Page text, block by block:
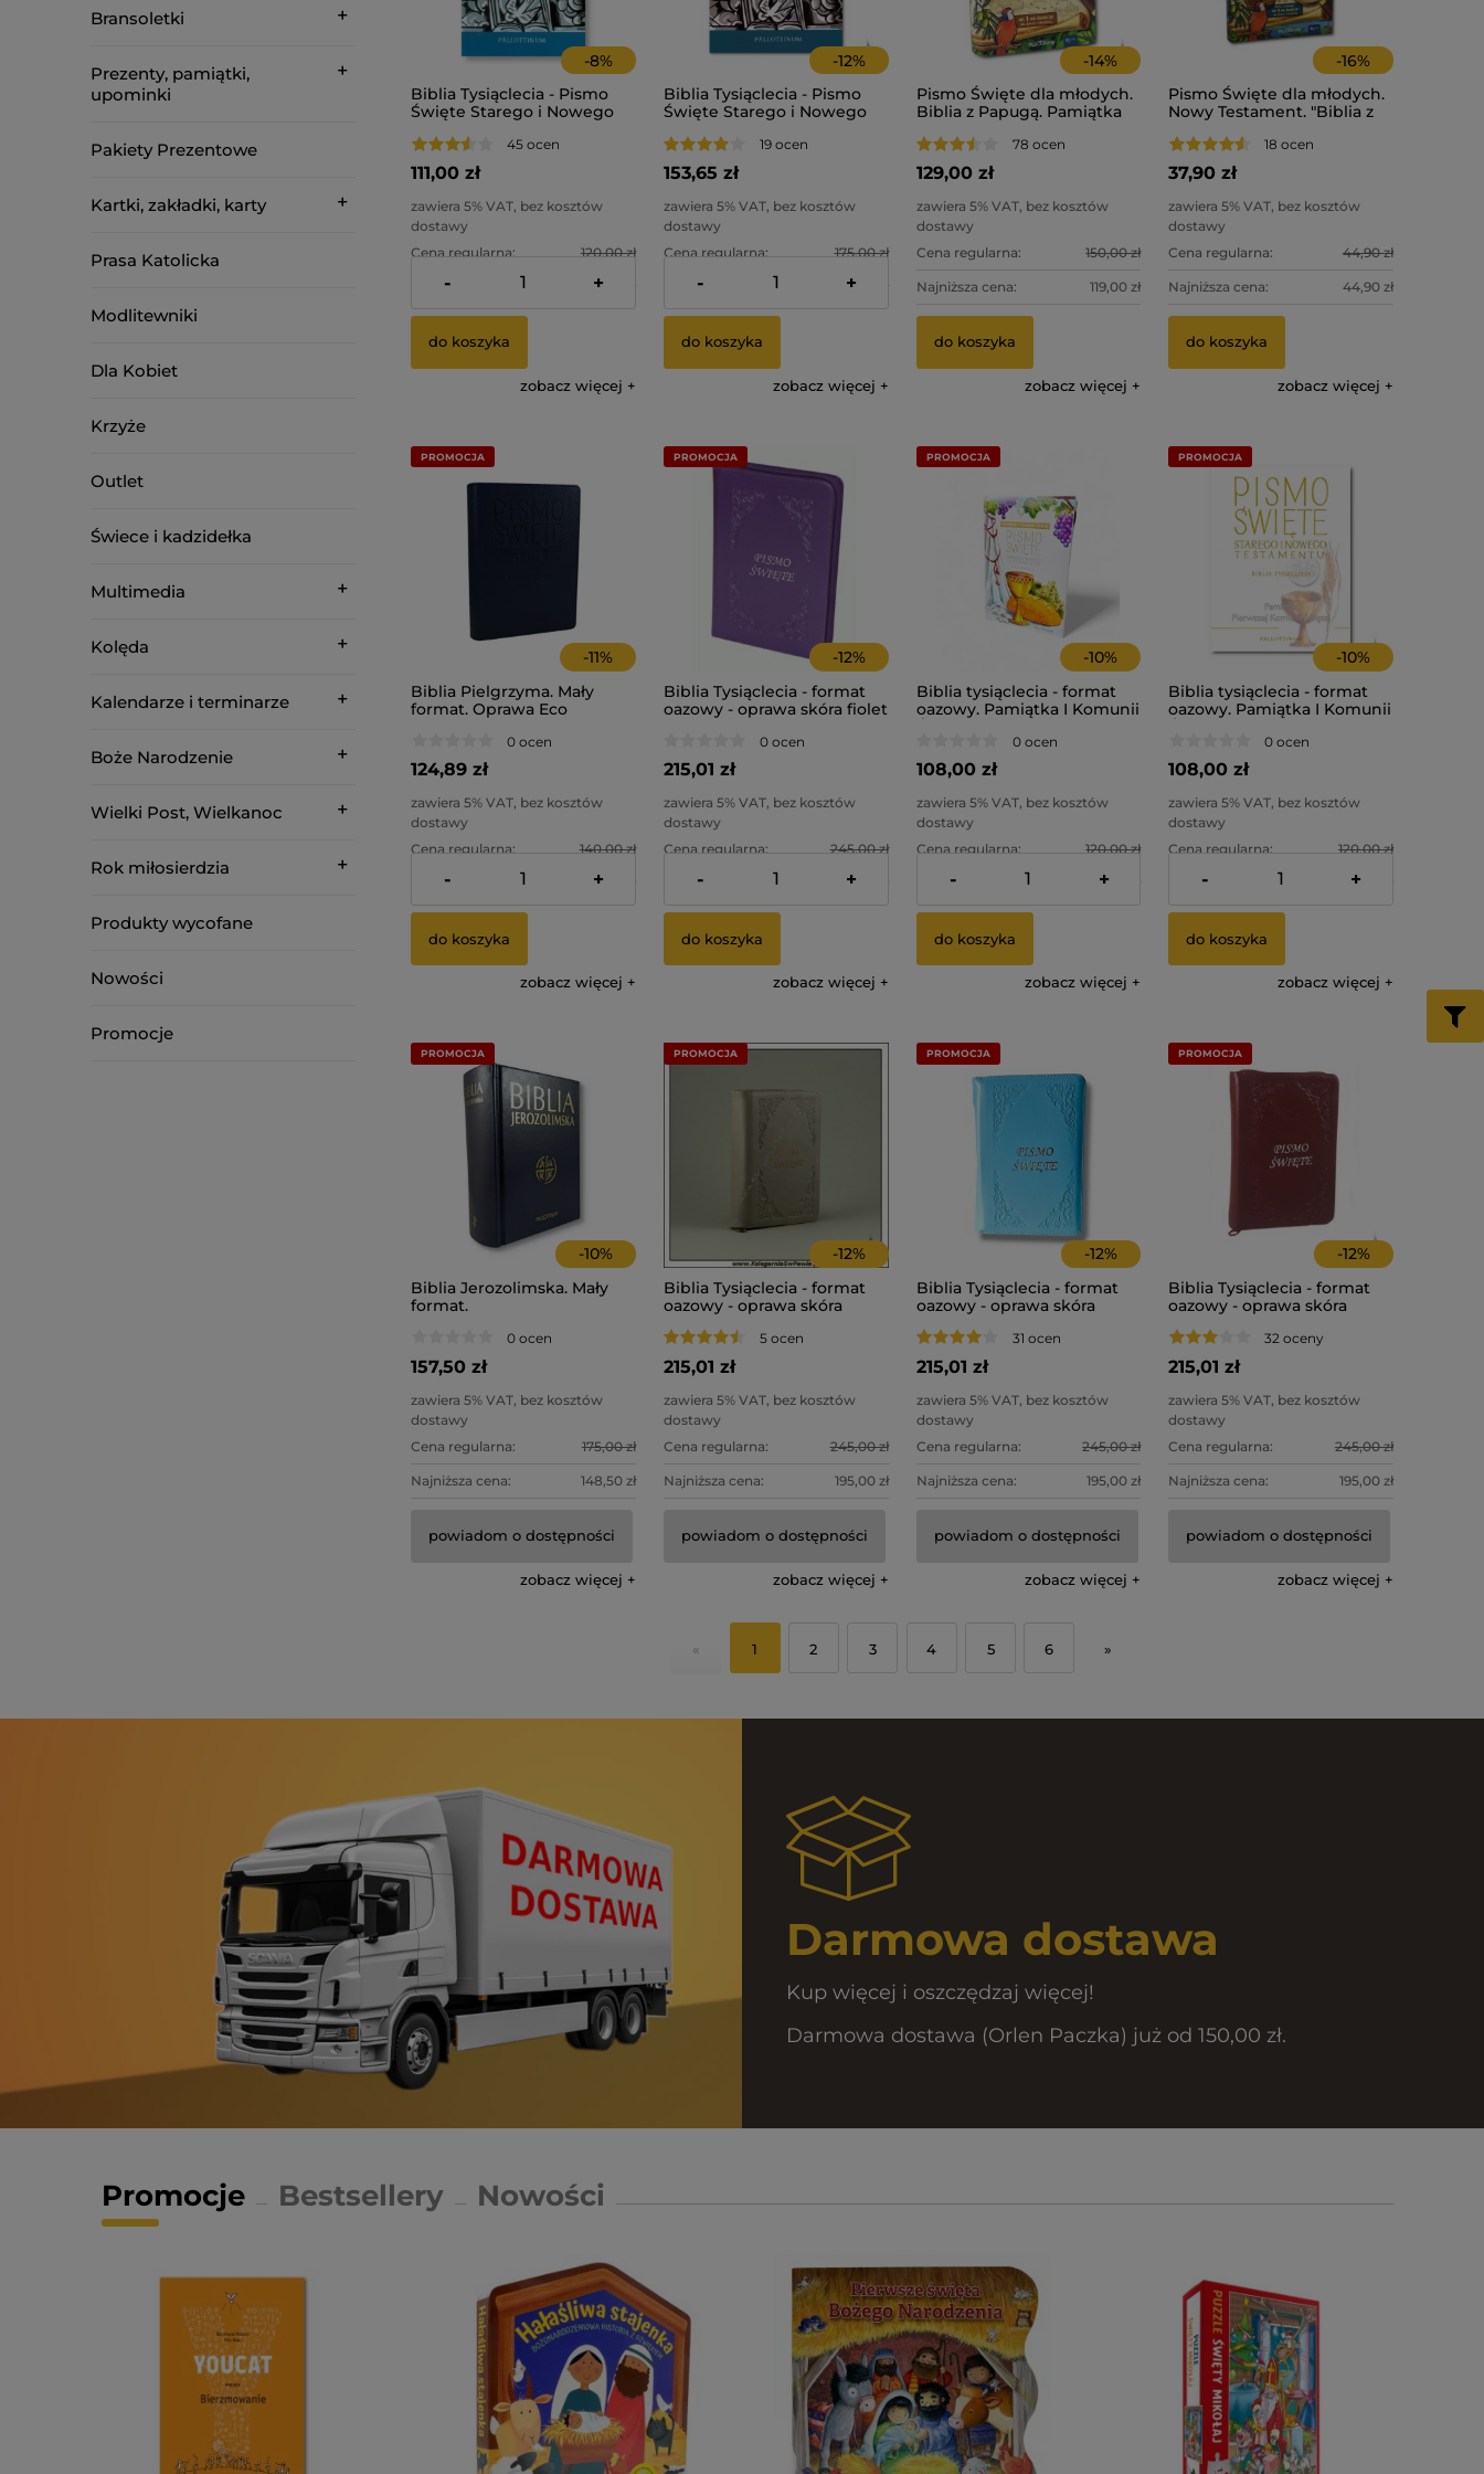
Bransoletki
Prezenty, pamiątki,
upominki
Pakiety Prezentowe
Kartki, zakładki, karty
Prasa Katolicka
Modlitewniki
Dla Kobiet
Krzyże
Outlet
Świece i kadzidełka
Multimedia
Kolęda
Kalendarze i terminarze
Boże Narodzenie
Wielki Post, Wielkanoc
Rok miłosierdzia
Produkty wycofane
Nowości
Promocje
-8%
Biblia Tysiąclecia - Pismo
Święte Starego i Nowego
oazowy. Twarda oprawa
45 ocen
111,00 zł
zawiera 5% VAT, bez kosztów
dostawy
Cena regularna:
120,00 zł
Najniższa cena: 91,58 zł
- +
do koszyka
zobacz więcej
-12%
Biblia Tysiąclecia - Pismo
Święte Starego i Nowego
19 ocen
153,65 zł
zawiera 5% VAT, bez kosztów
dostawy
Cena regularna:
175,00 zł
Najniższa cena: 144,87 zł
- +
do koszyka
zobacz więcej
-14%
Pismo Święte dla młodych.
Biblia z Papugą. Pamiątka
Bierzmowania.78 ocen
129,00 zł
zawiera 5% VAT, bez kosztów
dostawy
Cena regularna:
150,00 zł
Najniższa cena: 119,00 zł
do koszyka
zobacz więcej
-16%
Pismo Święte dla młodych.
Nowy Testament. "Biblia z
18 ocen
37,90 zł
zawiera 5% VAT, bez kosztów
dostawy
Cena regularna:
44,90 zł
Najniższa cena: 44,90 zł
do koszyka
zobacz więcej
-11%
Biblia Pielgrzyma. Mały
format. Oprawa Eco
0 ocen
124,89 zł
zawiera 5% VAT, bez kosztów
dostawy
Cena regularna:
140,00 zł
Najniższa cena: 115,57 zł
- +
do koszyka
zobacz więcej
PROMOCJA
-12%
Biblia Tysiąclecia - format
oazowy - oprawa skóra fiolet
0 ocen
215,01 zł
zawiera 5% VAT, bez kosztów
dostawy
Cena regularna:
245,00 zł
Najniższa cena: 184,28 zł
- +
do koszyka
zobacz więcej
PROMOCJA
-10%
Biblia tysiąclecia - format
oazowy. Pamiątka I Komunii
0 ocen
108,00 zł
zawiera 5% VAT, bez kosztów
dostawy
Cena regularna:
120,00 zł
Najniższa cena: 120,00 zł
- +
do koszyka
zobacz więcej
PROMOCJA
-10%
Biblia tysiąclecia - format
oazowy. Pamiątka I Komunii
0 ocen
108,00 zł
zawiera 5% VAT, bez kosztów
dostawy
Cena regularna:
120,00 zł
Najniższa cena: 89,10 zł
- +
do koszyka
zobacz więcej
PROMOCJA
-10%
Biblia Jerozolimska. Mały
format.
0 ocen
157,50 zł
zawiera 5% VAT, bez kosztów
dostawy
Cena regularna:
175,00 zł
Najniższa cena: 148,50 zł
powiadom o dostępności
zobacz więcej
PROMOCJA
-12%
Biblia Tysiąclecia - format
oazowy - oprawa skóra
5 ocen
215,01 zł
zawiera 5% VAT, bez kosztów
dostawy
Cena regularna:
245,00 zł
Najniższa cena: 195,00 zł
powiadom o dostępności
zobacz więcej
PROMOCJA
-12%
Biblia Tysiąclecia - format
oazowy - oprawa skóra
31 ocen
215,01 zł
zawiera 5% VAT, bez kosztów
dostawy
Cena regularna:
245,00 zł
Najniższa cena: 195,00 zł
powiadom o dostępności
zobacz więcej
PROMOCJA
-12%
Biblia Tysiąclecia - format
oazowy - oprawa skóra
32 oceny
215,01 zł
zawiera 5% VAT, bez kosztów
dostawy
Cena regularna:
245,00 zł
Najniższa cena: 195,00 zł
powiadom o dostępności
zobacz więcej
PROMOCJA
« 1 2 3 4 5 6 »
Darmowa dostawa
Kup więcej i oszczędzaj więcej!
Darmowa dostawa (Orlen Paczka) już od 150,00 zł.
Promocje Nowości
Bestsellery